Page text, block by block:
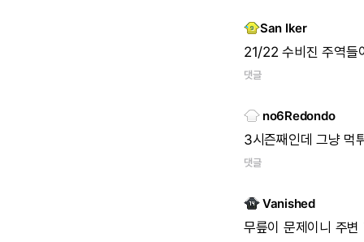
San Iker
21/22 수비진 주역들
댓글
no6Redondo
3시즌째인데 그냥 먹
댓글
Vanished
무릎이 문제이니 주변